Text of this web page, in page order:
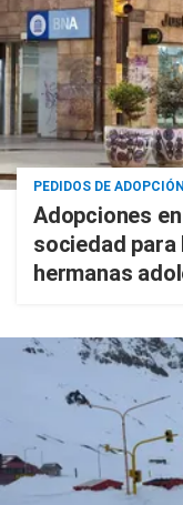
PEDIDOS DE ADOPCIÓN
Adopciones
sociedad para
hermanas